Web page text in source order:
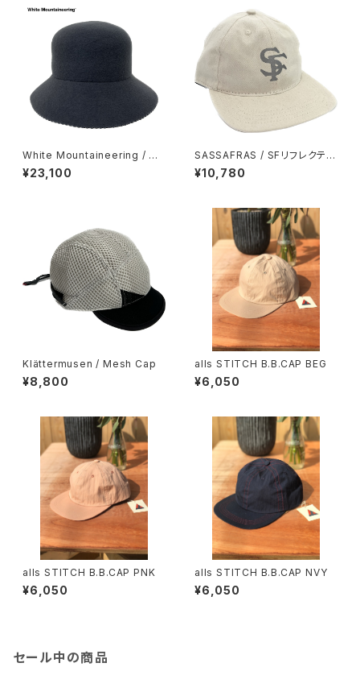
White Mountaineering / W
OOL BELL HAT
¥23,100
SASSAFRAS / SFリフレクティ
ブキャップ
¥10,780
Klättermusen / Mesh Cap
¥8,800
alls STITCH B.B.CAP BEG
¥6,050
alls STITCH B.B.CAP PNK
¥6,050
alls STITCH B.B.CAP NVY
¥6,050
セール中の商品